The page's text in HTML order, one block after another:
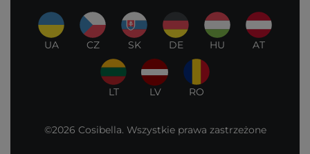
UA CZ SK DE HU AT
LT LV RO
©2026 Cosibella. Wszystkie prawa zastrzeżone